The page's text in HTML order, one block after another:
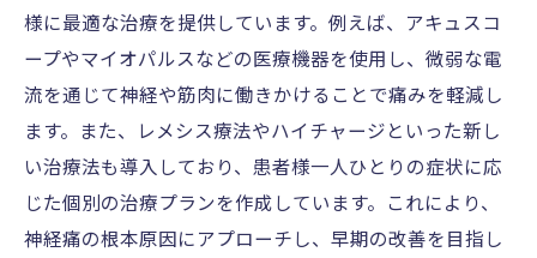
様に最適な治療を提供しています。例えば、アキュスコ
ープやマイオパルスなどの医療機器を使用し、微弱な電
流を通じて神経や筋肉に働きかけることで痛みを軽減し
ます。また、レメシス療法やハイチャージといった新し
い治療法も導入しており、患者様一人ひとりの症状に応
じた個別の治療プランを作成しています。これにより、
神経痛の根本原因にアプローチし、早期の改善を目指し